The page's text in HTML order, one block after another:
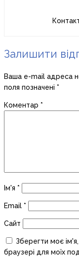
Залишити
Ваша e-mail адреса
поля позначені *
Коментар *
Ім'я *
Email *
Сайт
Зберегти моє
браузері для моїх